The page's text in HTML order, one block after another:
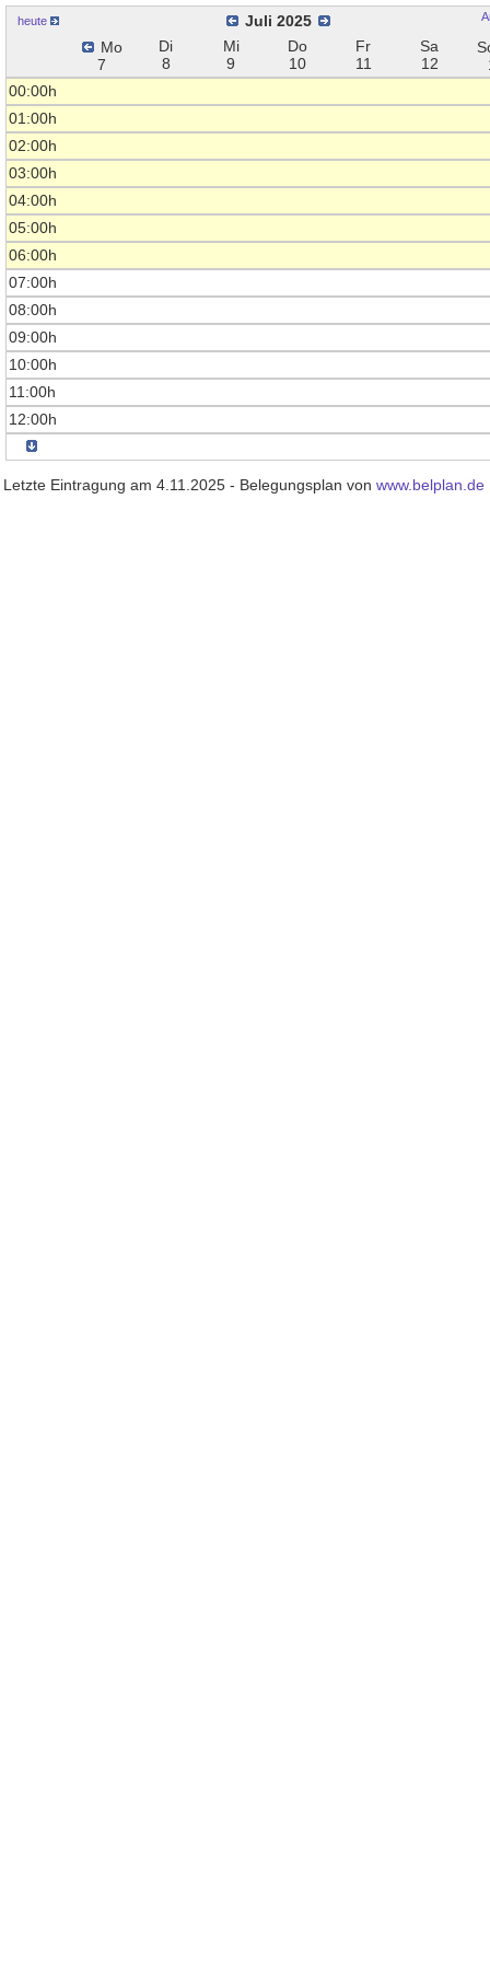
heute
Juli 2025
Mo
7
Di
8
Mi
9
Do
10
Fr
11
Sa
12
00:00h
01:00h
02:00h
03:00h
04:00h
05:00h
06:00h
07:00h
08:00h
09:00h
10:00h
11:00h
12:00h
Letzte Eintragung am 4.11.2025 - Belegungsplan von www.belplan.de